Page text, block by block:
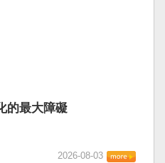
的最大障礙
2026-08-03